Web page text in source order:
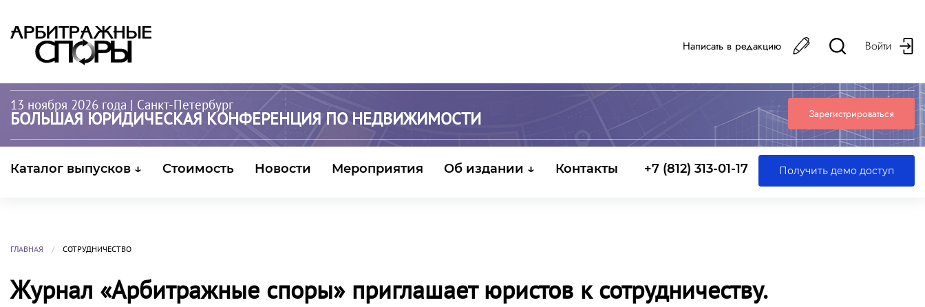
Написать в редакцию Войти
13 ноября 2026 года | Санкт-Петербург
БОЛЬШАЯ ЮРИДИЧЕСКАЯ КОНФЕРЕНЦИЯ ПО НЕДВИЖИМОСТИ Зарегистрироваться
Каталог выпусков ↓ Стоимость Новости Мероприятия Об издании ↓ Контакты +7 (812) 313-01-17 Получить демо доступ
ГЛАВНАЯ СОТРУДНИЧЕСТВО
Журнал «Арбитражные споры» приглашает юристов к сотрудничеству.